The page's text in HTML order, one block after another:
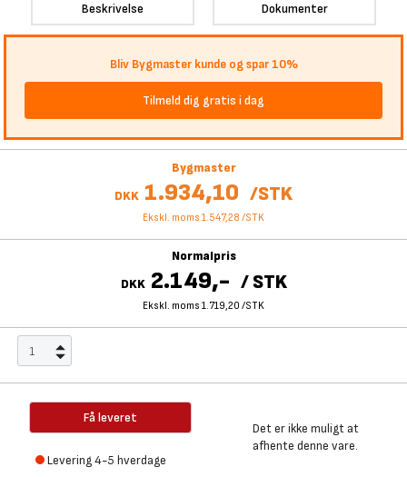
Beskrivelse Dokumenter
Bliv Bygmaster kunde og spar 10%
Tilmeld dig gratis i dag
Bygmaster
DKK 1.934,10 /STK
Ekskl. moms 1.547,28 /STK
Normalpris
DKK 2.149,- / STK
Ekskl. moms 1.719,20 /STK
Få leveret
Levering 4-5 hverdage
Det er ikke muligt at
afhente denne vare.